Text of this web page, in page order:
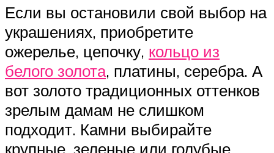
Если вы остановили свой выбор на
украшениях, приобретите
ожерелье, цепочку, кольцо из
белого золота, платины, серебра. А
вот золото традиционных оттенков
зрелым дамам не слишком
подходит. Камни выбирайте
крупные, зеленые или голубые,